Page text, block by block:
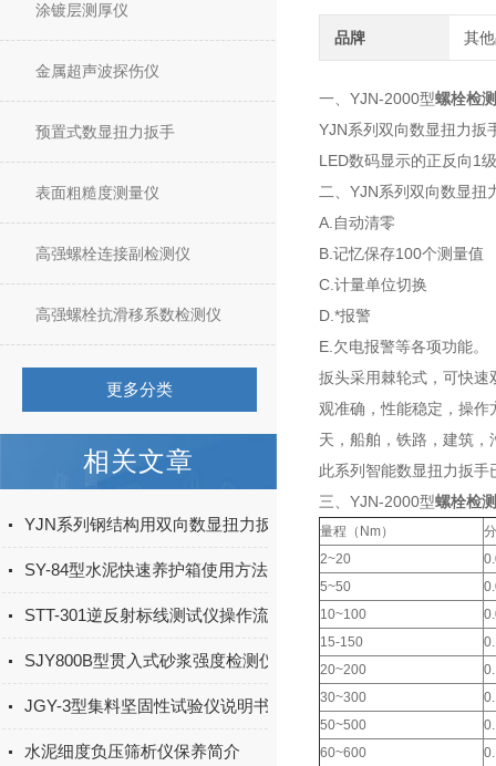
涂镀层测厚仪
金属超声波探伤仪
预置式数显扭力扳手
表面粗糙度测量仪
高强螺栓连接副检测仪
高强螺栓抗滑移系数检测仪
更多分类
相关文章
YJN系列钢结构用双向数显扭力扳手设备简介
SY-84型水泥快速养护箱使用方法
STT-301逆反射标线测试仪操作流程
SJY800B型贯入式砂浆强度检测仪测点布置及故障检测
JGY-3型集料坚固性试验仪说明书
水泥细度负压筛析仪保养简介
品牌 其
一、YJN-2000型螺栓检
YJN系列双向数显扭力扳
LED数码显示的正反向1
二、YJN系列双向数显扭
A.自动清零
B.记忆保存100个测量值
C.计量单位切换
D.*报警
E.欠电报警等各项功能。
扳头采用棘轮式，可快
观准确，性能稳定，操
天，船舶，铁路，建筑
此系列智能数显扭力扳手
三、YJN-2000型螺栓检
量程（Nm）
2~20
5~50
10~100
15-150
20~200
30~300
50~500
60~600